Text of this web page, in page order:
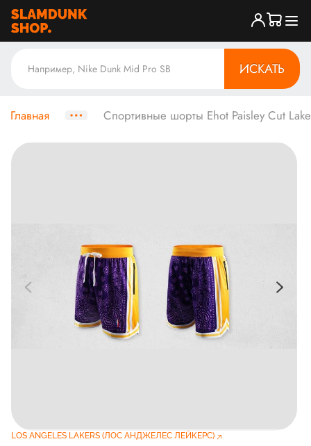
ИСКАТЬ
Главная Спортивные шорты Ehot Paisley Cut
LOS ANGELES LAKERS (ЛОС АНДЖЕЛЕС ЛЕЙКЕРС)